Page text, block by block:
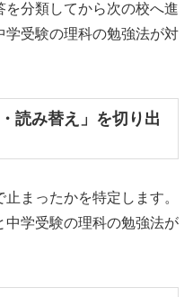
分類してから次の校へ進
受験の理科の勉強法が対
読み替え」を切り出
まったかを特定します。
学受験の理科の勉強法が